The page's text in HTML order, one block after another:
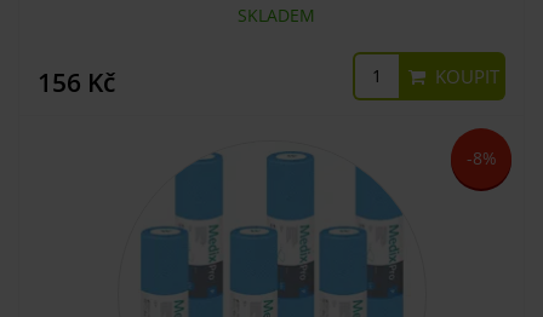
SKLADEM
156 Kč KOUPIT
-8%